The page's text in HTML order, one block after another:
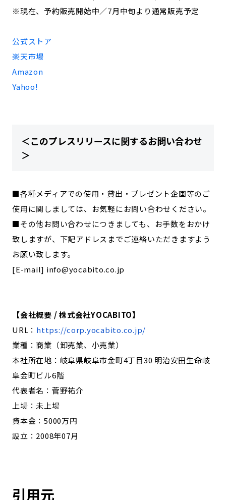
※現在、予約販売開始中／7月中旬より通常販売予定
公式ストア
楽天市場
Amazon
Yahoo!
＜このプレスリリースに関するお問い合わせ
＞
■各種メディアでの使用・貸出・プレゼント企画等のご
使用に関しましては、お気軽にお問い合わせください。
■その他お問い合わせにつきましても、お手数をおかけ
致しますが、下記アドレスまでご連絡いただきますよう
お願い致します。
[E-mail] info@yocabito.co.jp
【会社概要 / 株式会社YOCABITO】
URL： https://corp.yocabito.co.jp/
業種：商業（卸売業、小売業）
本社所在地：岐阜県岐阜市金町4丁目30 明治安田生命岐
阜金町ビル6階
代表者名：菅野祐介
上場：未上場
資本金：5000万円
設立：2008年07月
引用元